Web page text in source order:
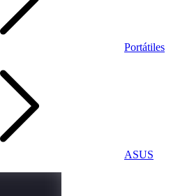
Portátiles
ASUS